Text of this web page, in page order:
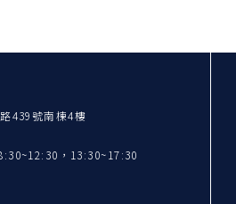
439號南棟4樓
，13:30~17:30